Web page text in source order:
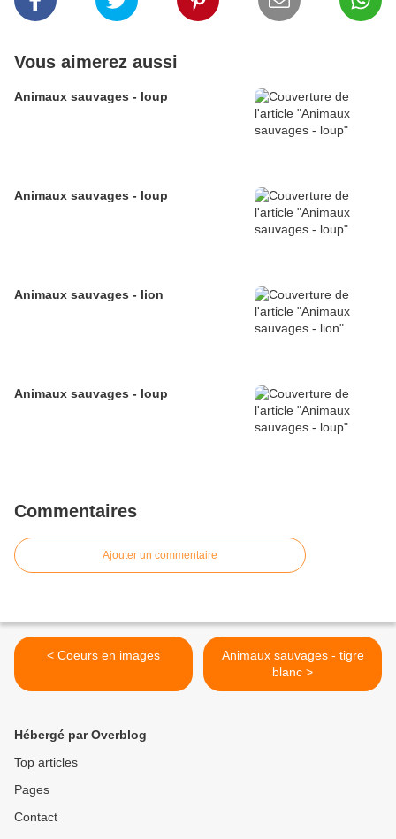
Vous aimerez aussi
Animaux sauvages - loup
Animaux sauvages - loup
Animaux sauvages - lion
Animaux sauvages - loup
Commentaires
Ajouter un commentaire
< Coeurs en images
Animaux sauvages - tigre
blanc >
Hébergé par Overblog
Top articles
Pages
Contact